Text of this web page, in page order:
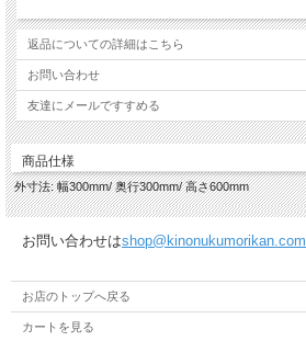
返品についての詳細はこちら
お問い合わせ
友達にメールですすめる
商品仕様
外寸法: 幅300mm/ 奥行300mm/ 高さ600mm
お問い合わせはshop@kinonukumorikan.com
お店のトップへ戻る
カートを見る